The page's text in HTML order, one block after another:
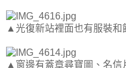
▲光復新站裡面也有服裝和
▲窗邊有蓋章尋寶圖、名信